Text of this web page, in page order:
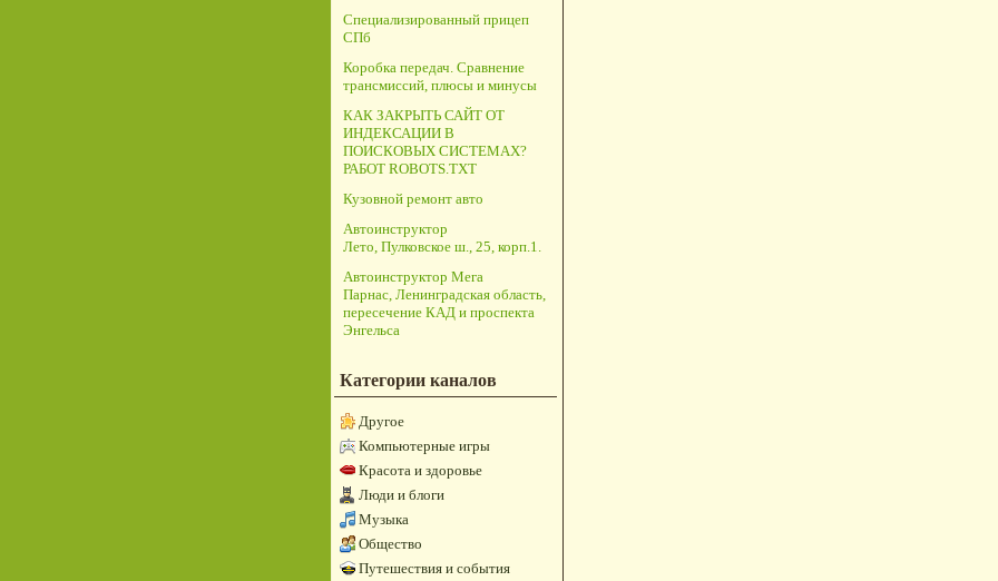
Специализированный прицеп
СПб
Коробка передач. Сравнение
трансмиссий, плюсы и минусы
КАК ЗАКРЫТЬ САЙТ ОТ
ИНДЕКСАЦИИ В
ПОИСКОВЫХ СИСТЕМАХ?
РАБОТ ROBOTS.TXT
Кузовной ремонт авто
Автоинструктор
Лето, Пулковское ш., 25, корп.1.
Автоинструктор Мега
Парнас, Ленинградская область,
пересечение КАД и проспекта
Энгельса
Категории каналов
Другое
Компьютерные игры
Красота и здоровье
Люди и блоги
Музыка
Общество
Путешествия и события